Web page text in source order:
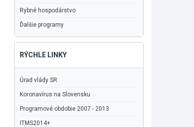
Rybné hospodárstvo
Ďalšie programy
RÝCHLE LINKY
Úrad vlády SR
Koronavírus na Slovensku
Programové obdobie 2007 - 2013
ITMS2014+